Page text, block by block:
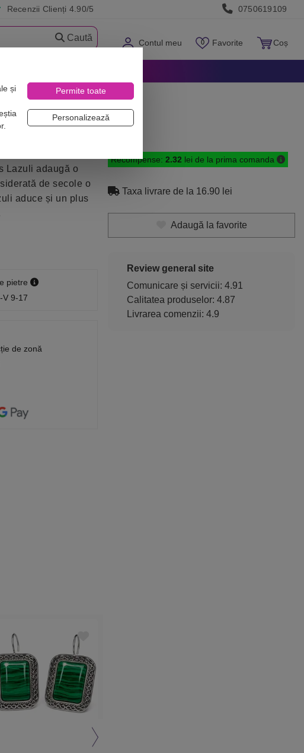
Recenzii Clienți 4.90/5 0750619109
Contul meu Favorite Coș
Caută
Lazuli adaugă o
de secole o
aduce și un plus
pietre
V 9-17
de zonă
Recompense:2.32 lei de la prima comanda
Taxa livrare de la 16.90 lei
Adaugă la favorite
Review general site
Comunicare și servicii: 4.91
Calitatea produselor: 4.87
Livrarea comenzii: 4.9
și
Permite toate
Personalizează